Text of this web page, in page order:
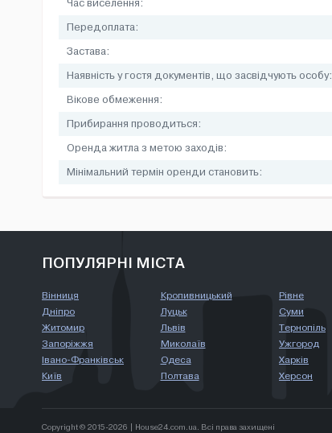
Час виселення:
Передоплата:
Застава:
Наявність у гостя документів, що засвідчують особу:
Вікове обмеження:
Прибирання проводиться:
Оренда житла з метою заходів:
Мінімальний термін оренди становить:
ПОПУЛЯРНІ МІСТА
Вінниця
Дніпро
Житомир
Запоріжжя
Івано-Франківськ
Київ
Кропивницький
Луцьк
Львів
Миколаїв
Одеса
Полтава
Рівне
Суми
Тернопіль
Ужгород
Харків
Херсон
Copyright © 2015-2026 | House24.com.ua. Всі права захищені